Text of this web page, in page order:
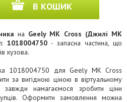
В КОШИК
на Geely MK Cross (Джилі МК
1018004750 - запасна частина, що
кузова.
1018004750 для Geely MK Cross
за вигідною ціною в віртуальному
завжди намагаємося зробити ціни
Оформити замовлення можна